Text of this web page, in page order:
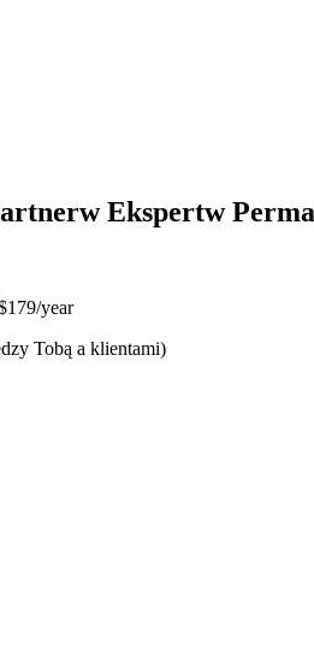
Ekspertw
year
Tobą a klientami)